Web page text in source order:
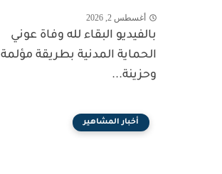
أغسطس 2, 2026
بالفيديو البقاء لله وفاة عوني
الحماية المدنية بطريقة مؤلمة
وحزينة...
أخبار المشاهير